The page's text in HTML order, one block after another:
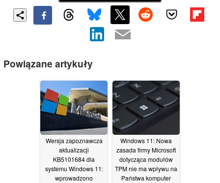
Powiązane artykuły
Wersja zapoznawcza
aktualizacji
KB5101684 dla
systemu Windows 11:
wprowadzono
Windows 11: Nowa
zasada firmy Microsoft
dotycząca modułów
TPM nie ma wpływu na
Państwa komputer